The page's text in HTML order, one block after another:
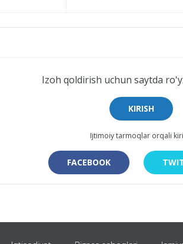
Izoh qoldirish uchun saytda
KIRISH
Ijtimoiy tarmoqlar orqali
FACEBOOK